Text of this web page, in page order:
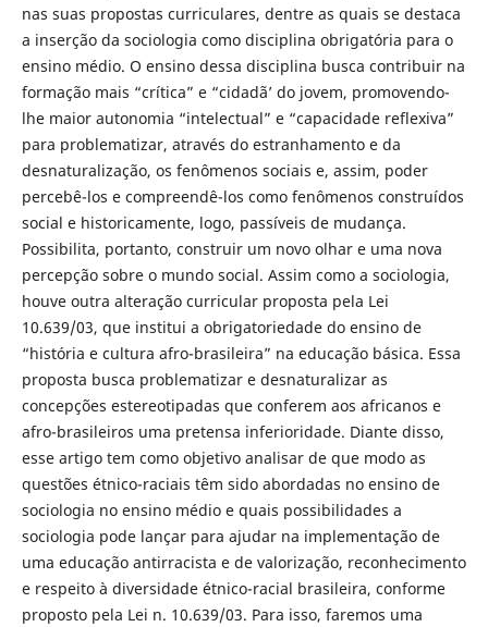
nas suas propostas curriculares, dentre as quais se destaca
a inserção da sociologia como disciplina obrigatória para o
ensino médio. O ensino dessa disciplina busca contribuir na
formação mais “crítica” e “cidadã’ do jovem, promovendo-
lhe maior autonomia “intelectual” e “capacidade reflexiva”
para problematizar, através do estranhamento e da
desnaturalização, os fenômenos sociais e, assim, poder
percebê-los e compreendê-los como fenômenos construídos
social e historicamente, logo, passíveis de mudança.
Possibilita, portanto, construir um novo olhar e uma nova
percepção sobre o mundo social. Assim como a sociologia,
houve outra alteração curricular proposta pela Lei
10.639/03, que institui a obrigatoriedade do ensino de
“história e cultura afro-brasileira” na educação básica. Essa
proposta busca problematizar e desnaturalizar as
concepções estereotipadas que conferem aos africanos e
afro-brasileiros uma pretensa inferioridade. Diante disso,
esse artigo tem como objetivo analisar de que modo as
questões étnico-raciais têm sido abordadas no ensino de
sociologia no ensino médio e quais possibilidades a
sociologia pode lançar para ajudar na implementação de
uma educação antirracista e de valorização, reconhecimento
e respeito à diversidade étnico-racial brasileira, conforme
proposto pela Lei n. 10.639/03. Para isso, faremos uma